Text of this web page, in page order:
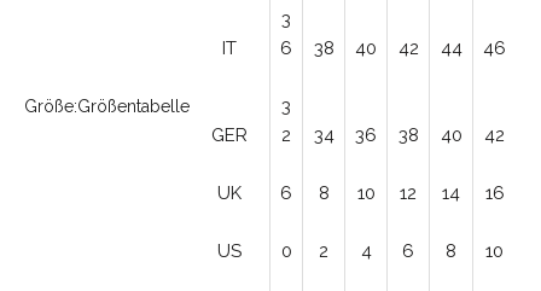
Größe:Größentabelle
IT
3
6
38 40 42 44 46
GER
3
2
34 36 38 40 42
UK 6 8 10 12 14 16
US 0 2 4 6 8 10